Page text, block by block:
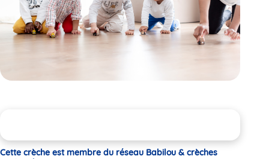
Cette crèche est membre du réseau Babilou & crèches